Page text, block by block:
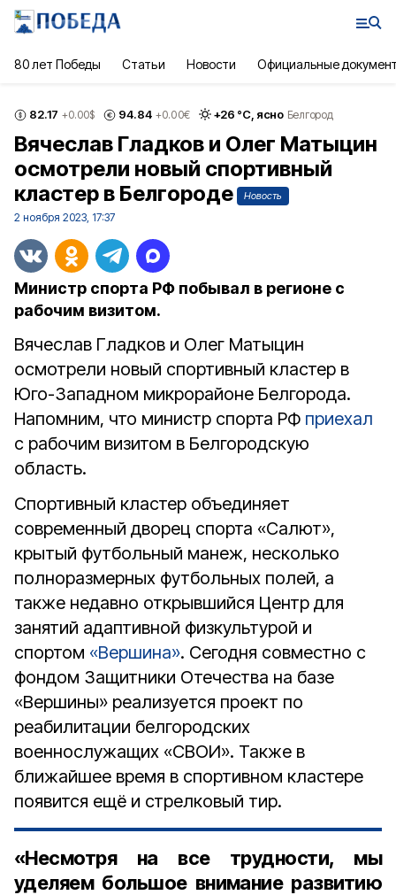
80 лет Победы Статьи Новости Официальные
82.17 +0.00$ 94.84 +0.00€ +26 °С, ясно Белгород
Вячеслав Гладков и Олег Матыцин
осмотрели новый спортивный
кластер в Белгороде
Новость
2 ноября 2023, 17:37
Министр спорта РФ побывал в регионе с
рабочим визитом.
Вячеслав Гладков и Олег Матыцин
осмотрели новый спортивный кластер в
Юго-Западном микрорайоне Белгорода.
Напомним, что министр спорта РФ приехал
с рабочим визитом в Белгородскую
область.
Спортивный кластер объединяет
современный дворец спорта «Салют»,
крытый футбольный манеж, несколько
полноразмерных футбольных полей, а
также недавно открывшийся Центр для
занятий адаптивной физкультурой и
спортом «Вершина». Сегодня совместно с
фондом Защитники Отечества на базе
«Вершины» реализуется проект по
реабилитации белгородских
военнослужащих «СВОИ». Также в
ближайшее время в спортивном кластере
появится ещё и стрелковый тир.
«Несмотря на все трудности, мы
уделяем большое внимание развитию